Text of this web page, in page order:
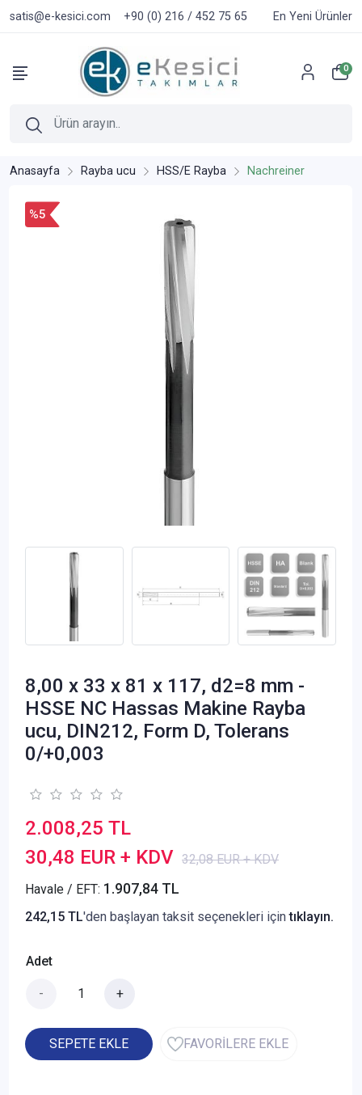
satis@e-kesici.com +90 (0) 216 / 452 75 65 En Yeni Ürünler
0
Anasayfa Rayba ucu HSS/E Rayba Nachreiner
%5
8,00 x 33 x 81 x 117, d2=8 mm -
HSSE NC Hassas Makine Rayba
ucu, DIN212, Form D, Tolerans
0/+0,003
2.008,25 TL
30,48 EUR + KDV 32,08 EUR + KDV
Havale / EFT: 1.907,84 TL
242,15 TL'den başlayan taksit seçenekleri içintıklayın.
Adet
- +
SEPETE EKLE FAVORİLERE EKLE